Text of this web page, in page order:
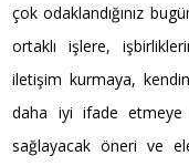
çok odaklandığınız
ortaklı işlere,
iletişim kurmaya,
daha iyi ifade etmeye
sağlayacak öneri ve